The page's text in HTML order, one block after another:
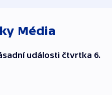
Média
události čtvrtka 6.